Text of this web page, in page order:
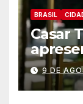
BRASIL
Casar
9 DE